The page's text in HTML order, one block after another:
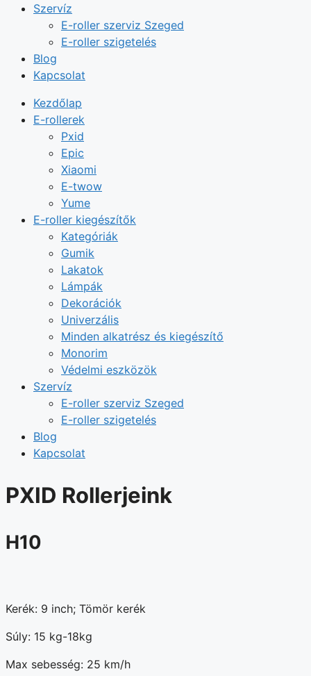
Szervíz
E-roller szerviz Szeged
E-roller szigetelés
Blog
Kapcsolat
Kezdőlap
E-rollerek
Pxid
Epic
Xiaomi
E-twow
Yume
E-roller kiegészítők
Kategóriák
Gumik
Lakatok
Lámpák
Dekorációk
Univerzális
Minden alkatrész és kiegészítő
Monorim
Védelmi eszközök
Szervíz
E-roller szerviz Szeged
E-roller szigetelés
Blog
Kapcsolat
PXID Rollerjeink
H10
Kerék: 9 inch; Tömör kerék
Súly: 15 kg-18kg
Max sebesség: 25 km/h